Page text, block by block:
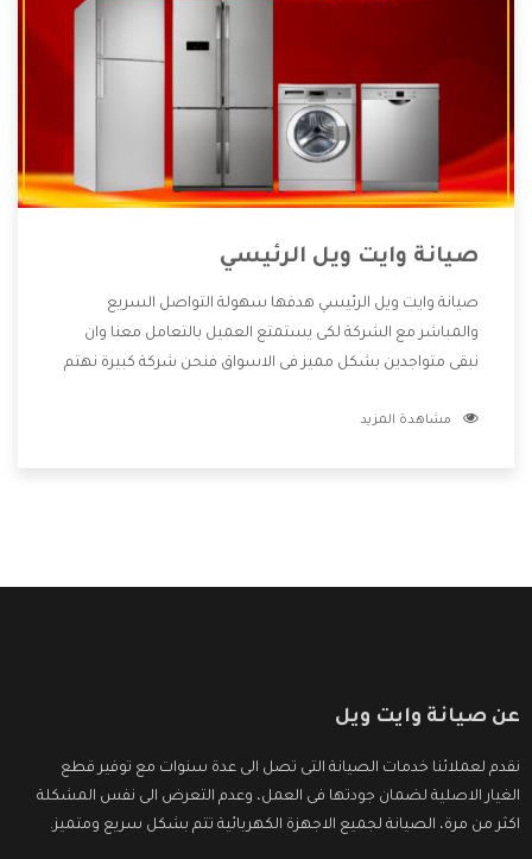
صيانة وايت ويل الرئيسي
صيانة وايت ويل الرئيسي هدفها سهولة التواصل السريع
والمباشر مع الشركة لكى يستمتع العميل بالتعامل معنا وان
نبقى متواجدين بشكل مميز فى الاسواق فنحن شركة كبيرة نهتم
الشركة بها والتى تكون منها خدمة الصيانة التى تكون من أهم
مشاهدة المزيد
عن صيانة وايت ويل
نقدم لعملائنا خدمات الصيانة التى تصل الى عدة سنوات مع توفير قطع
الغيار الاصلية لضمان جودتها فى العمل، وعدم التعرض الى نفس المشكلة
اكثر من مرة، الصيانة لجميع الاجهزة الكهربائية تتم بشكل سريع ومتميز.